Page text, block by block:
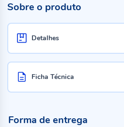
Sobre o produto
Detalhes
Ficha Técnica
Forma de entrega